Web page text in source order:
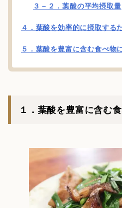
３－２．葉酸の平均摂取量
４．葉酸を効率的に摂取する
５．葉酸を豊富に含む食べ物
１．葉酸を豊富に含む